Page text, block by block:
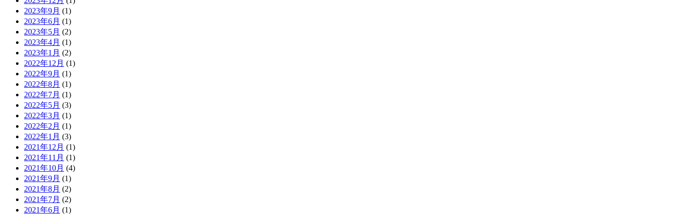
2023年9月 (1)
2023年6月 (1)
2023年5月 (2)
2023年4月 (1)
2023年1月 (2)
2022年12月 (1)
2022年9月 (1)
2022年8月 (1)
2022年7月 (1)
2022年5月 (3)
2022年3月 (1)
2022年2月 (1)
2022年1月 (3)
2021年12月 (1)
2021年11月 (1)
2021年10月 (4)
2021年9月 (1)
2021年8月 (2)
2021年7月 (2)
2021年6月 (1)